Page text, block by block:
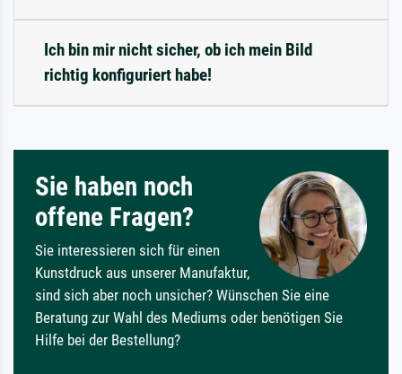
Ich bin mir nicht sicher, ob ich mein Bild
richtig konfiguriert habe!
Sie haben noch
offene Fragen?
Sie interessieren sich für einen
Kunstdruck aus unserer Manufaktur,
sind sich aber noch unsicher? Wünschen Sie eine
Beratung zur Wahl des Mediums oder benötigen Sie
Hilfe bei der Bestellung?